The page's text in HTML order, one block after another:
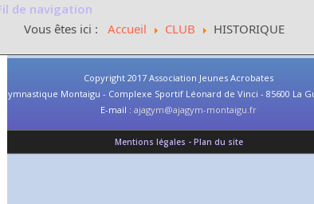
de navigation
Vous êtes ici : Accueil CLUB HISTORIQUE
Copyright 2017 Association Jeunes Acrobates
Gymnastique Montaigu - Complexe Sportif Léonard de Vinci - 85600 La
E-mail : ajagym@ajagym-montaigu.fr
Mentions légales - Plan du site